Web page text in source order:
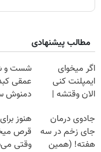
مطالب پیشنهادی
اگر میخوای
ایمپلنت کنی
الان وقتشه |
میلیون تومان!!!
شست و
عمقی
دمنوش
جادوی درمان
جای زخم در سه
هفته! (همین
هنوز
قرص
وقتی